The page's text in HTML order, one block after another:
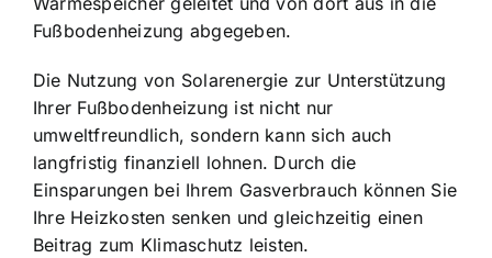
Fußbodenheizung abgegeben.
Die Nutzung von Solarenergie zur Unterstützung
Ihrer Fußbodenheizung ist nicht nur
umweltfreundlich, sondern kann sich auch
langfristig finanziell lohnen. Durch die
Einsparungen bei Ihrem Gasverbrauch können Sie
Ihre Heizkosten senken und gleichzeitig einen
Beitrag zum Klimaschutz leisten.